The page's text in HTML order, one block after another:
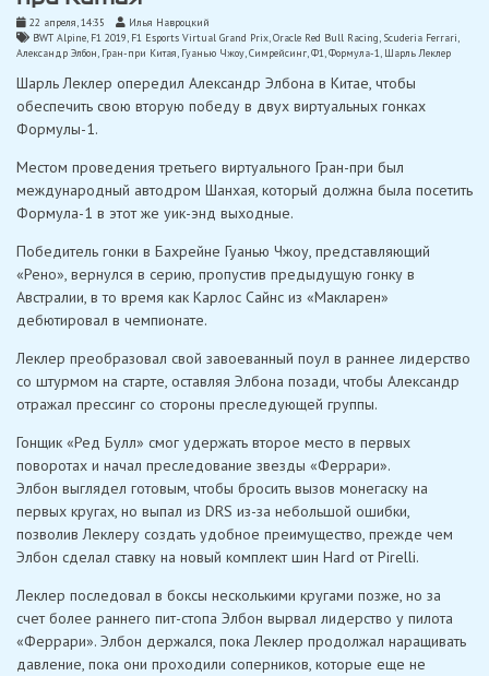
22 апреля, 14:35
Илья Навроцкий
BWT Alpine, F1 2019, F1 Esports Virtual Grand Prix,Oracle Red Bull Racing, Scuderia Ferrari
Александр Элбон, Гран-при Китая, Гуанью Чжоу,Симрейсинг,Ф1,Формула-1, Шарль Леклер
Шарль Леклер опередил Александр Элбона в Китае, чтобы
обеспечить свою вторую победу в двух виртуальных гонках
Формулы-1.
Местом проведения третьего виртуального Гран-при был
международный автодром Шанхая, который должна была посетить
Формула-1 в этот же уик-энд выходные.
Победитель гонки в Бахрейне Гуанью Чжоу, представляющий
«Рено», вернулся в серию, пропустив предыдущую гонку в
Австралии, в то время как Карлос Сайнс из «Макларен»
дебютировал в чемпионате.
Леклер преобразовал свой завоеванный поул в раннее лидерство
со штурмом на старте, оставляя Элбона позади, чтобы Александр
отражал прессинг со стороны преследующей группы.
Гонщик «Ред Булл» смог удержать второе место в первых
поворотах и ​​начал преследование звезды «Феррари».
Элбон выглядел готовым, чтобы бросить вызов монегаску на
первых кругах, но выпал из DRS из-за небольшой ошибки,
позволив Леклеру создать удобное преимущество, прежде чем
Элбон сделал ставку на новый комплект шин Hard от Pirelli.
Леклер последовал в боксы несколькими кругами позже, но за
счет более раннего пит-стопа Элбон вырвал лидерство у пилота
«Феррари». Элбон держался, пока Леклер продолжал наращивать
давление, пока они проходили соперников, которые еще не